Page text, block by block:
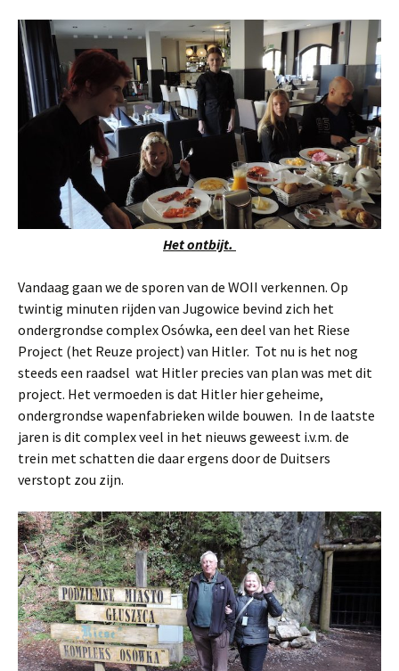
Het ontbijt.
Vandaag gaan we de sporen van de WOII verkennen. Op
twintig minuten rijden van Jugowice bevind zich het
ondergrondse complex Osówka, een deel van het Riese
Project (het Reuze project) van Hitler. Tot nu is het nog
steeds een raadsel wat Hitler precies van plan was met dit
project. Het vermoeden is dat Hitler hier geheime,
ondergrondse wapenfabrieken wilde bouwen. In de laatste
jaren is dit complex veel in het nieuws geweest i.v.m. de
trein met schatten die daar ergens door de Duitsers
verstopt zou zijn.